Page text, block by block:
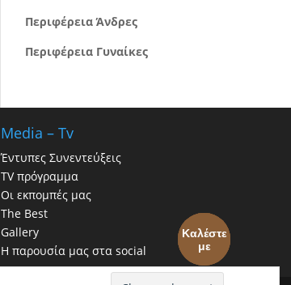
Περιφέρεια Άνδρες
Περιφέρεια Γυναίκες
Media – Tv
Έντυπες Συνεντεύξεις
TV πρόγραμμα
Οι εκπομπές μας
The Best
Gallery
Η παρουσία μας στα social
Καλέστε
με